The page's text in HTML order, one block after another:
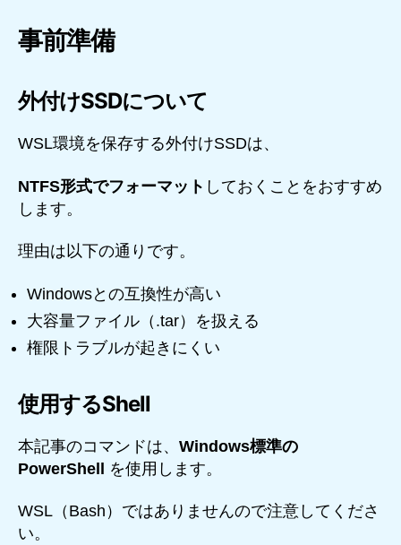
事前準備
外付けSSDについて
WSL環境を保存する外付けSSDは、
NTFS形式でフォーマット しておくことをおすすめ
します。
理由は以下の通りです。
Windowsとの互換性が高い
大容量ファイル（.tar）を扱える
権限トラブルが起きにくい
使用するShell
本記事のコマンドは、 Windows標準の
PowerShell を使用します。
WSL（Bash）ではありませんので注意してくださ
い。